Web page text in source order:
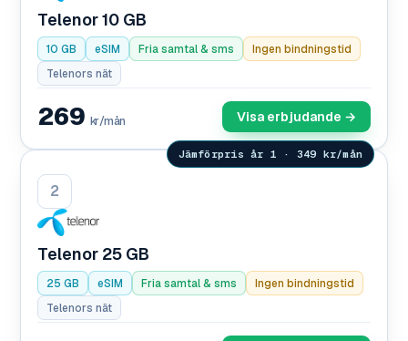
Telenor 10 GB
10 GB eSIM Fria samtal & sms
Ingen bindningstid
Telenors nät
269 kr/mån Visa erbjudande →
Jämförpris år 1 · 349 kr/mån
2
Telenor 25 GB
25 GB eSIM Fria samtal & sms
Ingen bindningstid
Telenors nät